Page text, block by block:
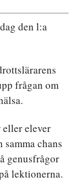
den l:a
frågan om
elever
chans
genusfrågor
lektionerna.